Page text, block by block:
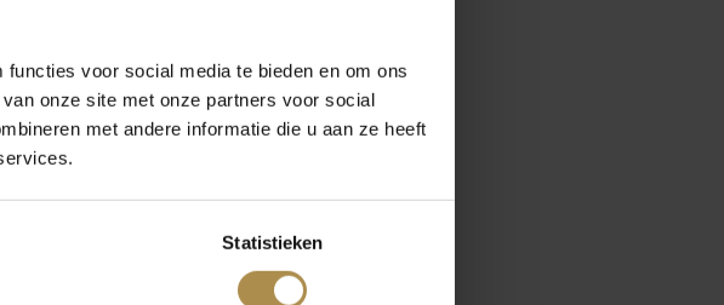
voor social media te bieden en om ons
onze site met onze partners voor social
met andere informatie die u aan ze heeft
Statistieken